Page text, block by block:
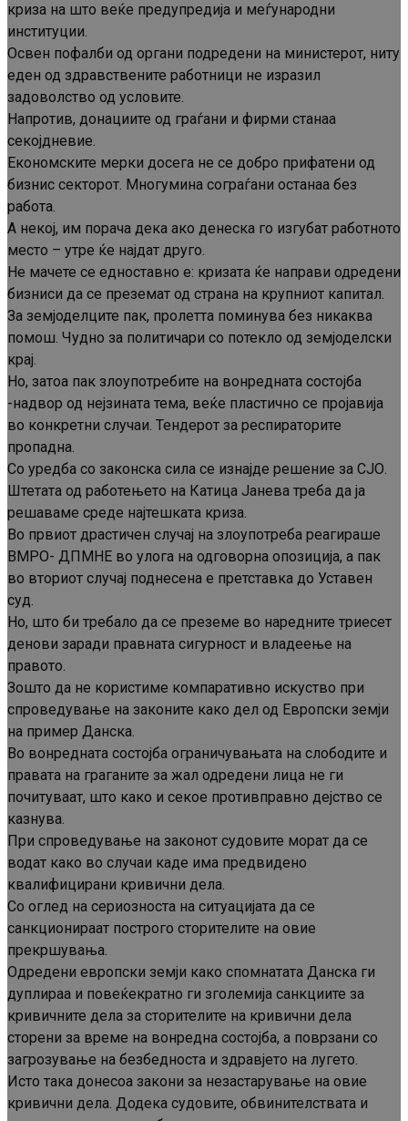
криза на што веќе предупредија и меѓународни
институции.
Освен пофалби од органи подредени на министерот, ниту
еден од здравствените работници не изразил
задоволство од условите.
Напротив, донациите од граѓани и фирми станаа
секојдневие.
Економските мерки досега не се добро прифатени од
бизнис секторот. Многумина сограѓани останаа без
работа.
А некој, им порача дека ако денеска го изгубат работното
место – утре ќе најдат друго.
Не мачете се едноставно е: кризата ќе направи одредени
бизниси да се преземат од страна на крупниот капитал.
За земјоделците пак, пролетта поминува без никаква
помош. Чудно за политичари со потекло од земјоделски
крај.
Но, затоа пак злоупотребите на вонредната состојба
-надвор од нејзината тема, веќе пластично се пројавија
во конкретни случаи. Тендерот за респираторите
пропадна.
Со уредба со законска сила се изнајде решение за СЈО.
Штетата од работењето на Катица Јанева треба да ја
решаваме среде најтешката криза.
Во првиот драстичен случај на злоупотреба реагираше
ВМРО- ДПМНЕ во улога на одговорна опозиција, а пак
во вториот случај поднесена е претставка до Уставен
суд.
Но, што би требало да се преземе во наредните триесет
денови заради правната сигурност и владеење на
правото.
Зошто да не користиме компаративно искуство при
спроведување на законите како дел од Европски земји
на пример Данска.
Во вонредната состојба ограничувањата на слободите и
правата на граганите за жал одредени лица не ги
почитуваат, што како и секое противправно дејство се
казнува.
При спроведување на законот судовите морат да се
водат како во случаи каде има предвидено
квалифицирани кривични дела.
Со оглед на сериозноста на ситуацијата да се
санкционираат построго сторителите на овие
прекршувања.
Одредени европски земји како спомнатата Данска ги
дуплираа и повеќекратно ги зголемија санкциите за
кривичните дела за сторителите на кривични дела
сторени за време на вонредна состојба, а поврзани со
загрозување на безбедноста и здравјето на лугето.
Исто така донесоа закони за незастарување на овие
кривични дела. Додека судовите, обвинителствата и